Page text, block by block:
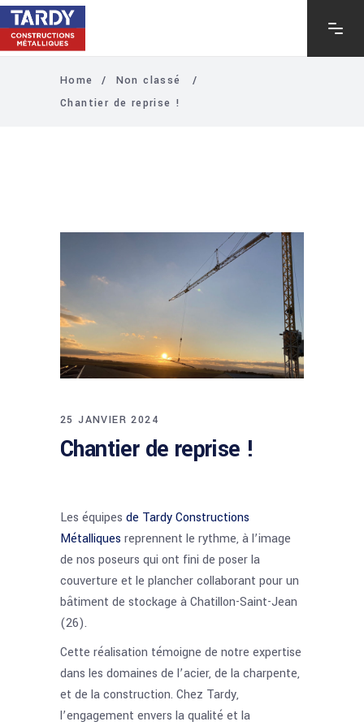
Home / Non classé
/
Chantier de reprise !
25 JANVIER 2024
Chantier de reprise !
Les équipes de Tardy Constructions
Métalliques reprennent le rythme, à l’image
de nos poseurs qui ont fini de poser la
couverture et le plancher collaborant pour un
bâtiment de stockage à Chatillon-Saint-Jean
(26).
Cette réalisation témoigne de notre expertise
dans les domaines de l’acier, de la charpente,
et de la construction. Chez Tardy,
l’engagement envers la qualité et la